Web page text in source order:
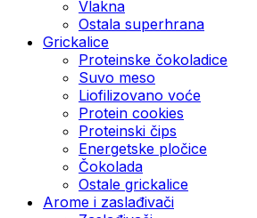
Vlakna
Ostala superhrana
Grickalice
Proteinske čokoladice
Suvo meso
Liofilizovano voće
Protein cookies
Proteinski čips
Energetske pločice
Čokolada
Ostale grickalice
Arome i zaslađivači